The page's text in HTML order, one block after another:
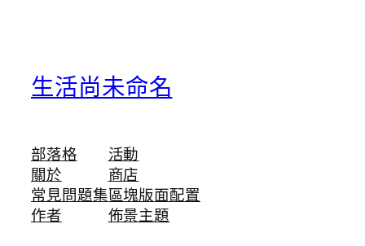
生活尚未命名
部落格
關於
常見問題集
作者
活動
商店
區塊版面配置
佈景主題